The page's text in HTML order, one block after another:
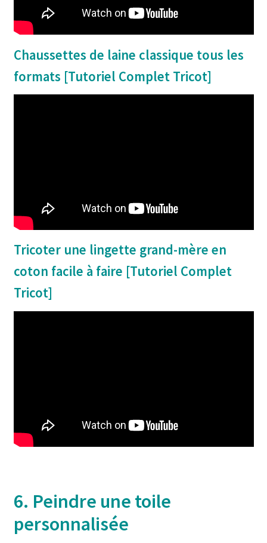
Chaussettes de laine classique tous les
formats [Tutoriel Complet Tricot]
Tricoter une lingette grand-mère en
coton facile à faire [Tutoriel Complet
Tricot]
6. Peindre une toile
personnalisée